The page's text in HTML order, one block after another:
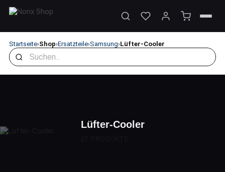
Startseite›Shop›Ersatzteile›Samsung›Lüfter-Cooler
Lüfter-Cooler